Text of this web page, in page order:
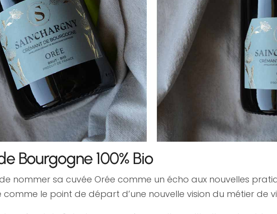
Bourgogne 100% Bio
nommer sa cuvée Orée comme un écho aux nouvelles
le point de départ d’une nouvelle vision du métier de